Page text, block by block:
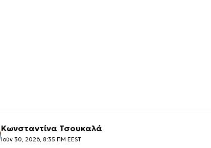
Κωνσταντίνα Τσουκαλά
Ιούν 30, 2026, 8:35 ΠΜ EEST